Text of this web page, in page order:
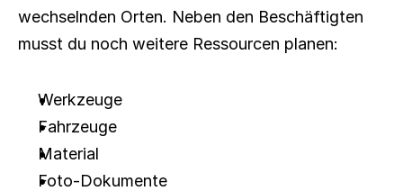
wechselnden Orten. Neben den Beschäftigten
musst du noch weitere Ressourcen planen:
Werkzeuge
Fahrzeuge
Material
Foto-Dokumente